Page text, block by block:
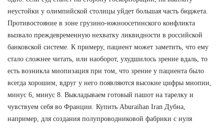
неустойки у олимпийской столицы уйдет большая часть бюджета.
Противостояние в зоне грузино-южноосетинского конфликта
вызвало преждевременную нехватку ликвидности в российской
банковской системе. К примеру, пациент может заметить, что ему
стало сложнее читать, или наоборот, ухудшилось зрение вдаль, то
есть возникла миопизация при том, что зрение у пациента было
всегда хорошим, вдруг у него появляются высокие цифры миопии,
минус 6, минус 8. Выкладываем готовый пашот на тарелку и
чувствуем себя во Франции. Купить Aburaihan Iran Дубна,
например, для создания полупроводниковой фабрики с нуля